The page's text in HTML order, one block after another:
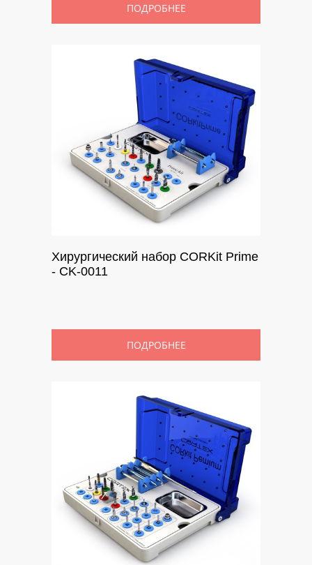
ПОДРОБНЕЕ
Хирургический набор CORKit Prime
- CK-0011
ПОДРОБНЕЕ